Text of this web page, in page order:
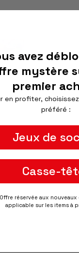
avez
mystère
premier
en profiter,
préféré :
Jeux de
Casse-
réservée aux nouveaux
applicable sur les items à